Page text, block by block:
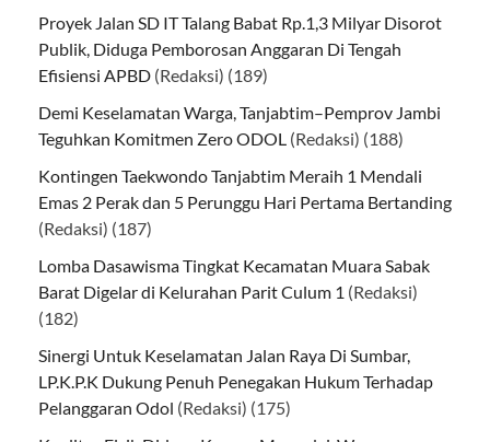
Proyek Jalan SD IT Talang Babat Rp.1,3 Milyar Disorot
Publik, Diduga Pemborosan Anggaran Di Tengah
Efisiensi APBD (Redaksi) (189)
Demi Keselamatan Warga, Tanjabtim–Pemprov Jambi
Teguhkan Komitmen Zero ODOL (Redaksi) (188)
Kontingen Taekwondo Tanjabtim Meraih 1 Mendali
Emas 2 Perak dan 5 Perunggu Hari Pertama Bertanding
(Redaksi) (187)
Lomba Dasawisma Tingkat Kecamatan Muara Sabak
Barat Digelar di Kelurahan Parit Culum 1 (Redaksi)
(182)
Sinergi Untuk Keselamatan Jalan Raya Di Sumbar,
LP.K.P.K Dukung Penuh Penegakan Hukum Terhadap
Pelanggaran Odol (Redaksi) (175)